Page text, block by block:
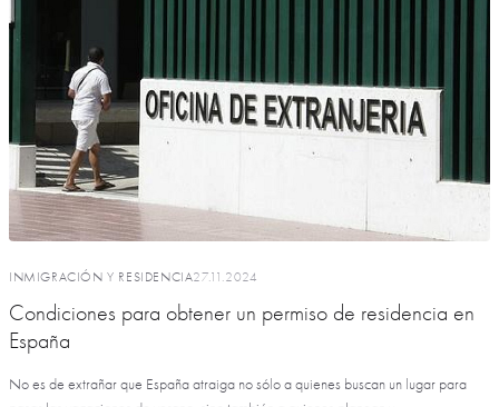
INMIGRACIÓN Y RESIDENCIA27.11.2024
Condiciones para obtener un permiso de residencia en
España
No es de extrañar que España atraiga no sólo a quienes buscan un lugar para